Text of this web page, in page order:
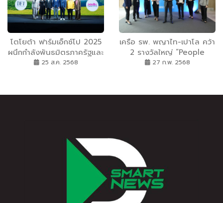
โตโยต้า ฟาร์มเอ็กซ์โป 2025
ผนึกกำลังพันธมิตรภาครัฐและ
ภาคเอกชน ขับเคลื่อน
การเติบโตด้วยความแข็งแกร่ง
25 ส.ค. 2568
เครือ รพ. พญาไท-เปาโล คว้า
2 รางวัลใหญ่ “People
Management Award
พัฒนาบุคคลากรอย่างยั่งยืน
27 ก.พ. 2568